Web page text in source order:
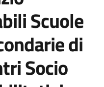
Scuole
di
Socio